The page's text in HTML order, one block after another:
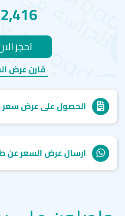
2,416
احجز
قارن عرض
الحصول على عرض سعر
ارسال عرض السعر عن